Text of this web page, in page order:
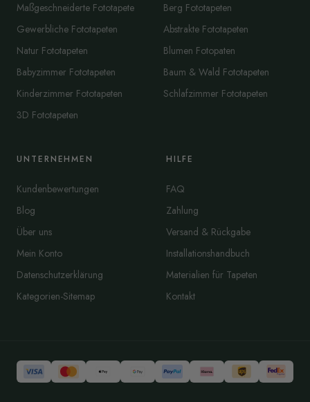
Maßgeschneiderte Fototapete
Gewerbliche Fototapeten
Natur Fototapeten
Babyzimmer Fototapeten
Kinderzimmer Fototapeten
3D Fototapeten
Berg Fototapeten
Abstrakte Fototapeten
Blumen Fotopaten
Baum & Wald Fototapeten
Schlafzimmer Fototapeten
UNTERNEHMEN
Kundenbewertungen
Blog
Über uns
Mein Konto
Datenschutzerklärung
Kategorien-Sitemap
HILFE
FAQ
Zahlung
Versand & Rückgabe
Installationshandbuch
Materialien für Tapeten
Kontakt